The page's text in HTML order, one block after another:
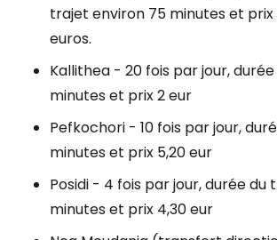
trajet environ 75 minutes et prix
euros.
Kallithea - 20 fois par jour,
minutes et prix 2 eur
Pefkochori - 10 fois par jour,
minutes et prix 5,20 eur
Posidi - 4 fois par jour, durée du
minutes et prix 4,30 eur